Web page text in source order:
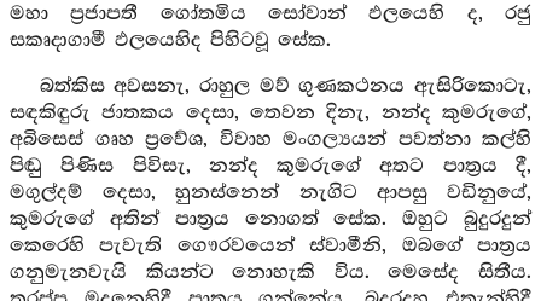
මහා ප්‍රජාපතී ගෝතමිය සෝවාන් ඵලයෙහි ද, රජු
සකෘදාගාමී ඵලයෙහිද පිහිටවූ සේක.
බත්කිස අවසනැ, රාහුල මව් ගුණකථනය ඇසිරිකොටැ,
සඳකිඳුරු ජාතකය දෙසා, තෙවන දිනැ, නන්ද කුමරුගේ,
අබිසෙස් ගෘහ ප්‍රවේශ, විවාහ මංගල්‍යයන් පවත්නා කල්හි
පිඬු පිණිස පිවිසැ, නන්ද කුමරුගේ අතට පාත්‍රය දී,
මගුල්දම් දෙසා, හුනස්නෙන් නැගිට ආපසු වඩිනුයේ,
කුමරුගේ අතින් පාත්‍රය නොගත් සේක. ඔහුට බුදුරදුන්
කෙරෙහි පැවැති ගෞරවයෙන් ස්වාමීනි, ඔබගේ පාත්‍රය
ගනුමැනවැයි කියන්ට නොහැකි විය. මෙසේද සිතීය.